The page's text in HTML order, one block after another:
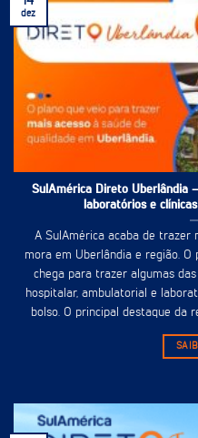
SulAmérica Direto Uberlândia
laboratórios e
A SulAmérica acaba de trazer
mora em Uberlândia e região.
chega para trazer algumas
hospitalar, ambulatorial e
bolso. O principal destaque da
dez